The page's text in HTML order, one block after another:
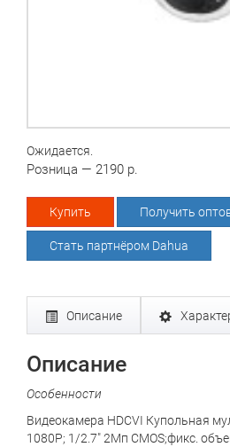
Ожидается.
Розница — 2190 р.
Купить Получить
Стать партнёром Dahua
Описание
Описание
Особенности
Видеокамера HDCVI Купольная
1080P; 1/2.7" 2Mп CMOS;фикс.